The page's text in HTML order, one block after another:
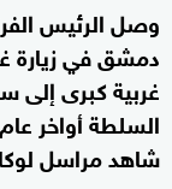
وصل الرئيس
دمشق في زيارة
غربية كبرى إلى
شاهد مراسل